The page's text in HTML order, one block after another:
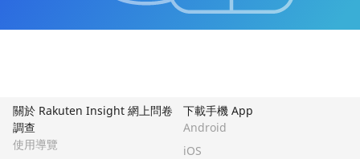
關於 Rakuten Insight 網上問卷
調查
使用導覽
下載手機 App
Android
iOS